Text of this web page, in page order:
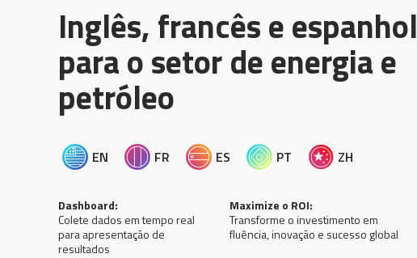
Inglês, francês e espanhol
para o setor de energia e
petróleo
EN FR ES PT ZH
Dashboard:
Colete dados em tempo real
para apresentação de
resultados
Maximize o ROI:
Transforme o investimento em
fluência, inovação e sucesso global